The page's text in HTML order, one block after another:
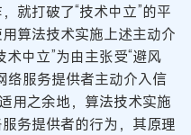
就打破了“技术中立”的平
算法技术实施上述主动介
中立”为由主张受“避风
络服务提供者主动介入信
用之余地，算法技术实施
务提供者的行为，其原理